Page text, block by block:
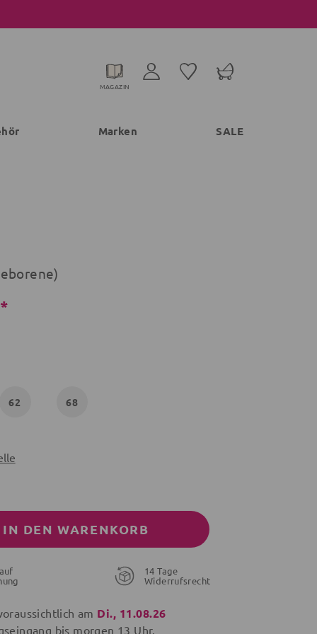
MAGAZIN
Marken SALE
62 68
IN DEN WARENKORB
14 Tage
Widerrufsrecht
am Di., 11.08.26
bis morgen 13 Uhr.